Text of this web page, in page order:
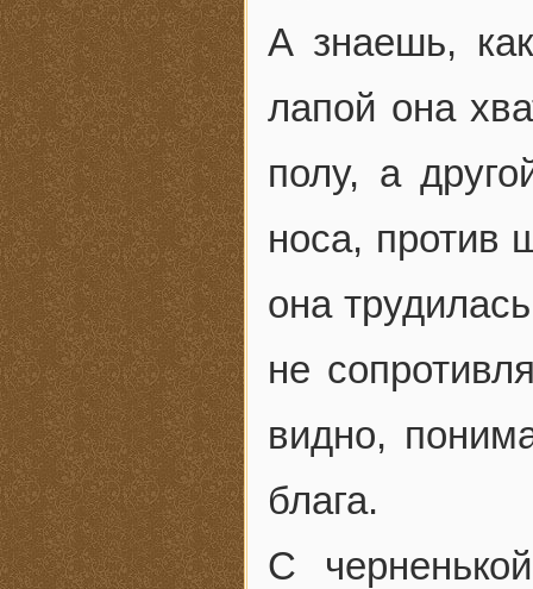
А знаешь,
лапой она
полу, а
носа, против
она
не
видно,
блага.
С